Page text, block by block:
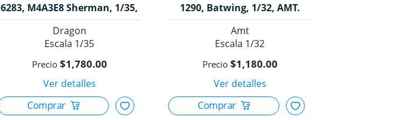
6283, M4A3E8 Sherman, 1/35,
Dragon.
Dragon
1/35
$1,780.00
1290, Batwing, 1/32, AMT.
Amt
1/32
$1,180.00